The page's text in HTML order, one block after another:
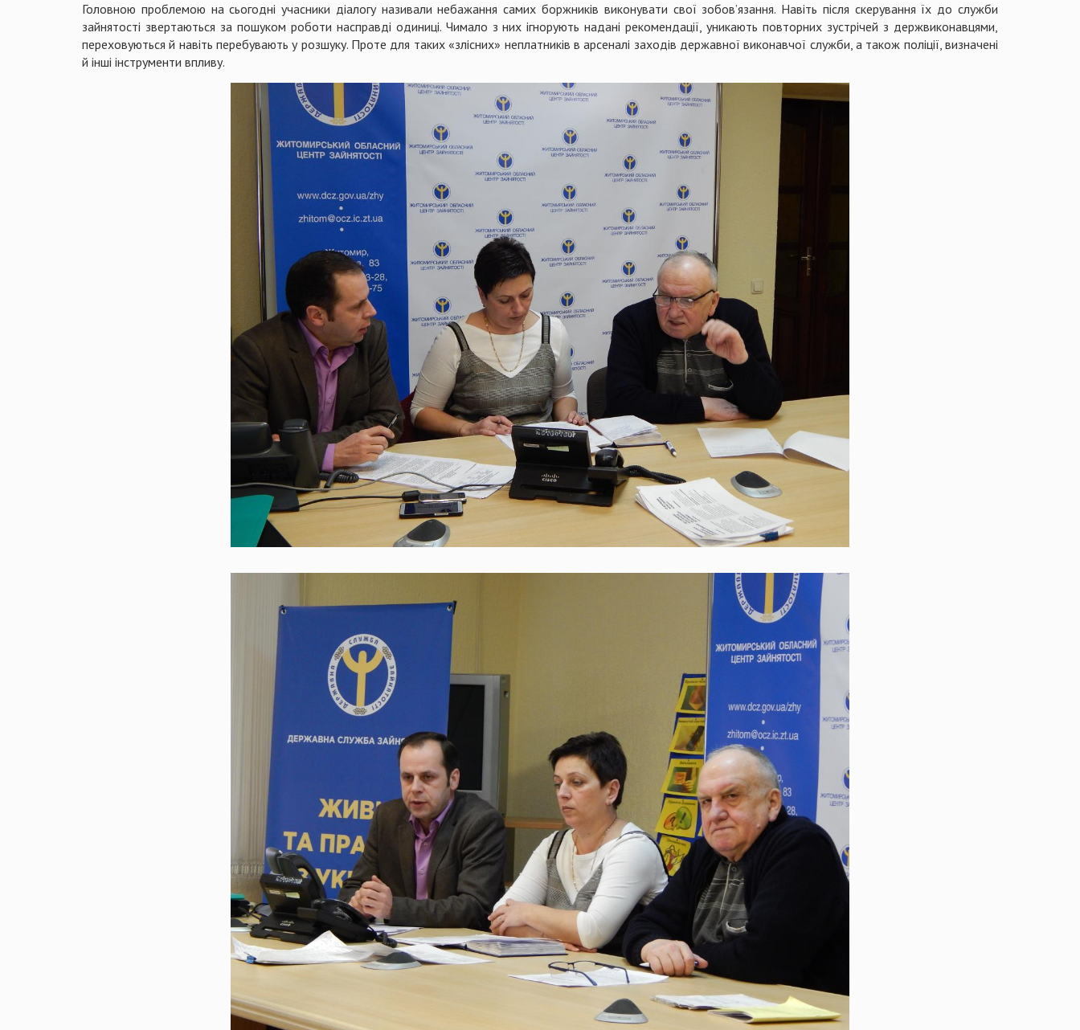
Головною проблемою на сьогодні учасники діалогу називали небажання самих боржників виконувати свої зобов’язання. Навіть після скерування їх до служби
зайнятості звертаються за пошуком роботи насправді одиниці. Чимало з них ігнорують надані рекомендації, уникають повторних зустрічей з держвиконавцями,
переховуються й навіть перебувають у розшуку. Проте для таких «злісних» неплатників в арсеналі заходів державної виконавчої служби, а також поліції, визначені
й інші інструменти впливу.